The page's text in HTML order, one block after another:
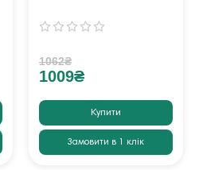
1062₴
1009₴
Купити
Замовити в 1 клік